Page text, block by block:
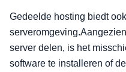
Gedeelde hosting biedt
server delen, is het
software te installeren of